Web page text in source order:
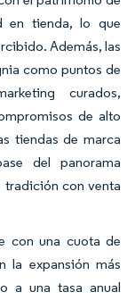
en tienda, lo que
Además, las
como puntos de
curados,
de alto
tiendas de marca
del panorama
tradición con venta
con una cuota de
la expansión más
a una tasa anual